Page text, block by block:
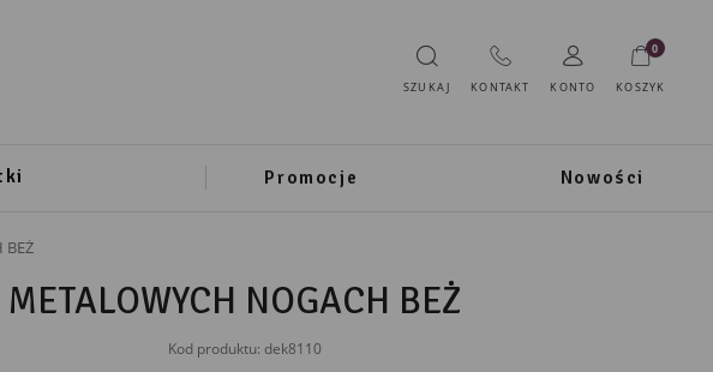
SZUKAJ KONTAKT KONTO KOSZYK
0
Promocje Nowości
BEŻ
NOGACH BEŻ
Kod produktu: dek8110